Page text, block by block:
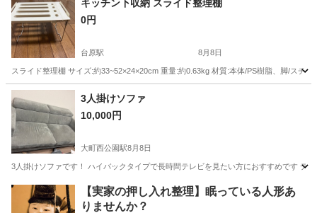
キッチン下収納 スライド整理棚
0円
台原駅 8月8日
スライド整理棚 サイズ:約33~52×24×20cm 重量:約0.63kg 材質:本体/PS樹脂、脚/スチ
宮城 仙台市 台原駅
3人掛けソファ
10,000円
大町西公園駅8月8日
3人掛けソファです！ ハイバックタイプで長時間テレビを見たい方におすすめです デ
宮城 仙台市 大町西公園駅 ソファ
【実家の押し入れ整理】眠っている人形あ
りませんか？